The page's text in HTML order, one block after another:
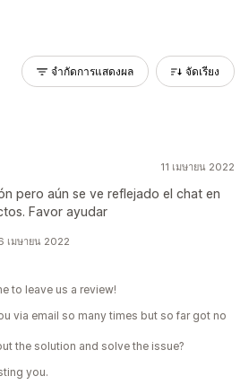
จำกัดการแสดงผล จัดเรียง
11 เมษายน 2022
pero aún se ve reflejado el chat en
Favor ayudar
เมษายน 2022
to leave us a review!
via email so many times but so far got no
the solution and solve the issue?
you.